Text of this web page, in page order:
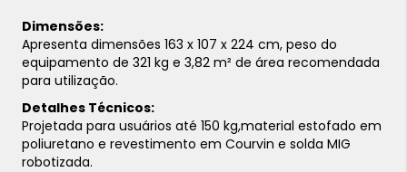
Dimensões:
Apresenta dimensões 163 x 107 x 224 cm, peso do
equipamento de 321 kg e 3,82 m² de área recomendada
para utilização.
Detalhes Técnicos:
Projetada para usuários até 150 kg,material estofado em
poliuretano e revestimento em Courvin e solda MIG
robotizada.